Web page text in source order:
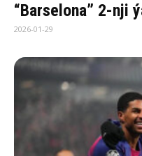
“Barselona” 2-nji
2026-01-29